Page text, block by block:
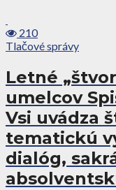
210
Tlačové správy
Letné
umelcov
Vsi uvádza
tematickú
dialóg,